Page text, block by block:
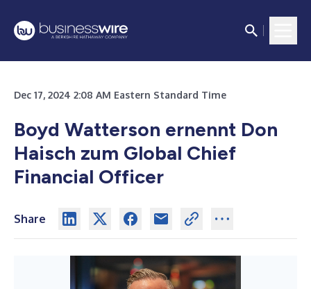
Dec 17, 2024 2:08 AM Eastern Standard Time
Boyd Watterson ernennt Don
Haisch zum Global Chief
Financial Officer
Share